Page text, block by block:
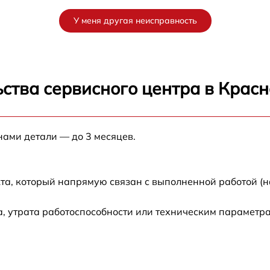
от 60 мин
от 60 мин
У меня другая неисправность
сервисного центра в
детали — до 3 месяцев.
который напрямую связан с выполненной работой
работоспособности или техническим